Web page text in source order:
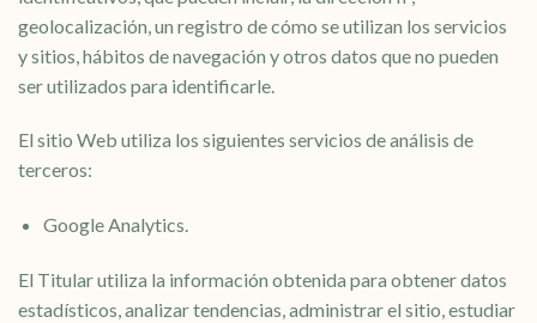
geolocalización, un registro de cómo se utilizan los servicios
y sitios, hábitos de navegación y otros datos que no pueden
ser utilizados para identificarle.
El sitio Web utiliza los siguientes servicios de análisis de
terceros:
Google Analytics.
El Titular utiliza la información obtenida para obtener datos
estadísticos, analizar tendencias, administrar el sitio, estudiar